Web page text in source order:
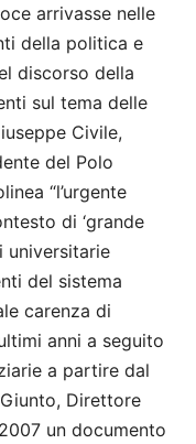
arrivasse nelle
della politica e
discorso della
sul tema delle
Civile,
del Polo
“l’urgente
di ‘grande
universitarie
del sistema
carenza di
anni a seguito
a partire dal
Direttore
un documento